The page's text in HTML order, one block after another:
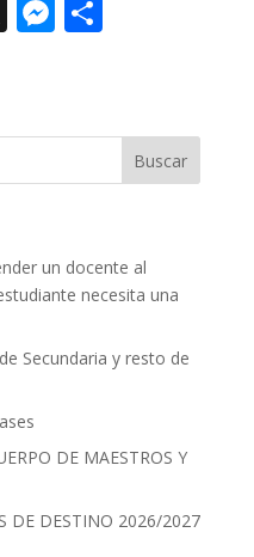
X M
e
C
p
arBuscar
un docente al
necesita una
Secundaria y resto de
DE MAESTROS Y
DE DESTINO 2026/2027